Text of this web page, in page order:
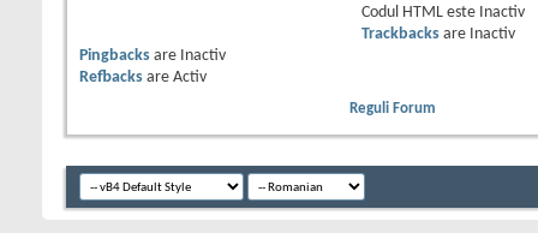
Codul HTML este
Inactiv
Trackbacksare
Inactiv
Pingbacks are
Inactiv
Refbacks are Activ
Reguli Forum